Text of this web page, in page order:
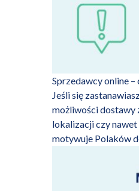
Sprzedawcy online
Jeśli się
możliwości dostawy
lokalizacji czy
motywuje Polaków